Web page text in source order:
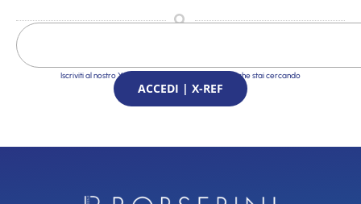
Iscriviti al nostro X-Ref Service e trova le Soluzioni che stai cercando
ACCEDI | X-REF